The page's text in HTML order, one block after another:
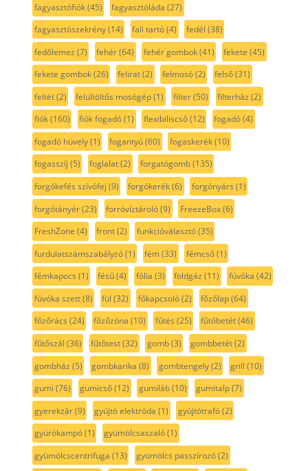
fagyasztófiók(45) fagyasztóláda (27)
fagyasztószekrény(14) fali tartó(4) fedél (38)
fedőlemez (7) fehér(64) fehér gombok(41) fekete (45)
fekete gombok(26) felirat(2) felmosó(2) felső(31)
feltét(2) felültöltős mosógép(1) filter(50) filterház (2)
fiók(160) fiók fogadó(1) flexibiliscső(12) fogadó(4)
fogadó hüvely(1) fogantyú(60) fogaskerék(10)
fogasszíj (5) foglalat(2) forgatógomb(135)
forgókefés szívófej (9) forgókerék(6) forgónyárs (1)
forgótányér(23) forróvíztároló(9) FreezeBox(6)
FreshZone (4) front(2) funkcióválasztó(35)
furdulatszámszabályzó(1) fém(33) fémcső(1)
fémkapocs (1) fésű(4) fólia (3) földgáz (11) fúvóka (42)
fúvóka szett(8) fül (32) főkapcsoló(2) főzőlap(64)
főzőrács (24) főzőzóna (10) fűtés (25) fűtőbetét(46)
fűtőszál (36) fűtőtest(32) gomb(3) gombbetét(2)
gombház (5) gombkarika (8) gombtengely(2) grill (10)
gumi (76) gumicső(12) gumiláb(10) gumitalp(7)
gyerekzár(9) gyújtó elektróda (1) gyújtótrafó(2)
gyúrókampó(1) gyümölcsaszaló(1)
gyümölcscentrifuga (13) gyümölcs passzírozó(2)